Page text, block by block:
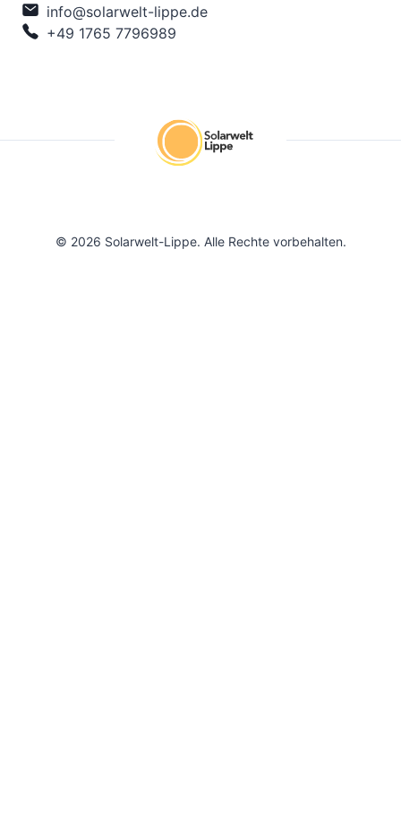
info@solarwelt-lippe.de
+49 1765 7796989
© 2026 Solarwelt-Lippe. Alle Rechte vorbehalten.